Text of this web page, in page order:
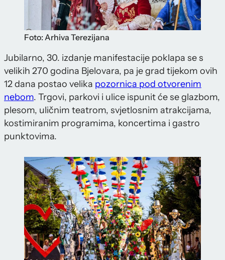
Foto: Arhiva Terezijana
Jubilarno, 30. izdanje manifestacije poklapa se s
velikih 270 godina Bjelovara, pa je grad tijekom ovih
12 dana postao velika pozornica pod otvorenim
nebom. Trgovi, parkovi i ulice ispunit će se glazbom,
plesom, uličnim teatrom, svjetlosnim atrakcijama,
kostimiranim programima, koncertima i gastro
punktovima.